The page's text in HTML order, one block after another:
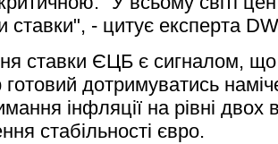
ставки", - цитує експерта
ставки ЄЦБ є сигналом, що
готовий дотримуватись
інфляції на рівні двох
стабільності євро.